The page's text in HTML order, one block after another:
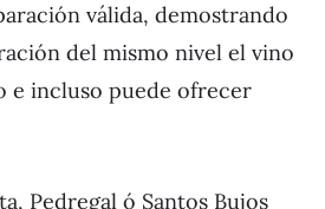
válida, demostrando
del mismo nivel el vino
e incluso puede ofrecer
Pedregal ó Santos Bujos